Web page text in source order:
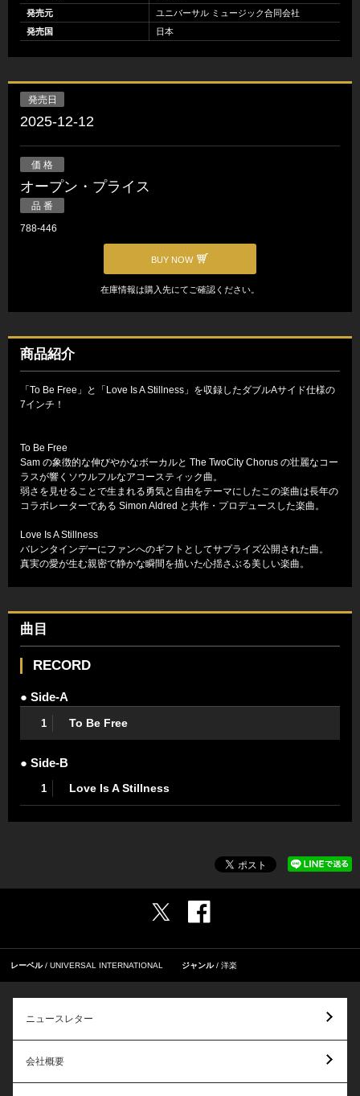
発売元
ユニバーサル ミュージック合同会社
発売国
日本
発売日
2025-12-12
価 格
オープン・プライス
品 番
788-446
BUY NOW
在庫情報は購入先にてご確認ください。
商品紹介
「To Be Free」と「Love Is A Stillness」を収録したダブルAサイド仕様の
7インチ！
To Be Free
Sam の象徴的な伸びやかなボーカルと The TwoCity Chorus の壮麗なコー
ラスが響くソウルフルなアコースティック曲。
弱さを見せることで生まれる勇気と自由をテーマにしたこの楽曲は長年の
コラボレーターである Simon Aldred と共作・プロデュースした楽曲。
Love Is A Stillness
バレンタインデーにファンへのギフトとしてサプライズ公開された曲。
真実の愛が生む親密で静かな瞬間を描いた心揺さぶる美しい楽曲。
曲目
RECORD
● Side-A
1 To Be Free
● Side-B
1 Love Is A Stillness
レーベル UNIVERSAL INTERNATIONAL ジャンル 洋楽
ニュースレター
会社概要